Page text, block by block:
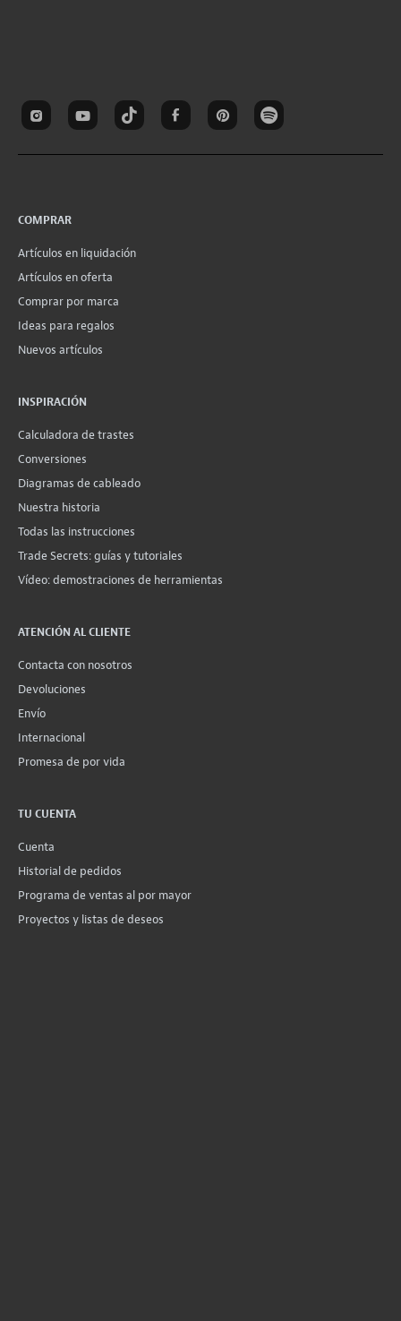
COMPRAR
Artículos en liquidación
Artículos en oferta
Comprar por marca
Ideas para regalos
Nuevos artículos
INSPIRACIÓN
Calculadora de trastes
Conversiones
Diagramas de cableado
Nuestra historia
Todas las instrucciones
Trade Secrets: guías y tutoriales
Vídeo: demostraciones de herramientas
ATENCIÓN AL CLIENTE
Contacta con nosotros
Devoluciones
Envío
Internacional
Promesa de por vida
TU CUENTA
Cuenta
Historial de pedidos
Programa de ventas al por mayor
Proyectos y listas de deseos